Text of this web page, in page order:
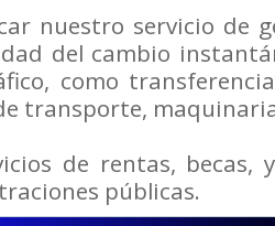
nuestro servicio de
del cambio
como
transporte,
de rentas,
públicas.